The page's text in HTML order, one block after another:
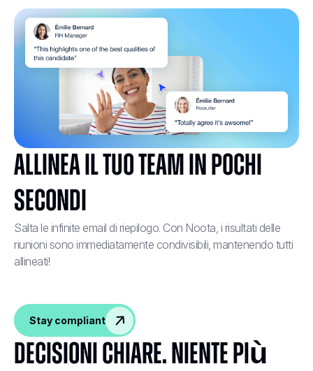
Allinea il tuo team in pochi
secondi
Salta le infinite email di riepilogo. Con Noota, i risultati delle
riunioni sono immediatamente condivisibili, mantenendo tutti
allineati!
Stay compliant
Decisioni chiare. Niente più